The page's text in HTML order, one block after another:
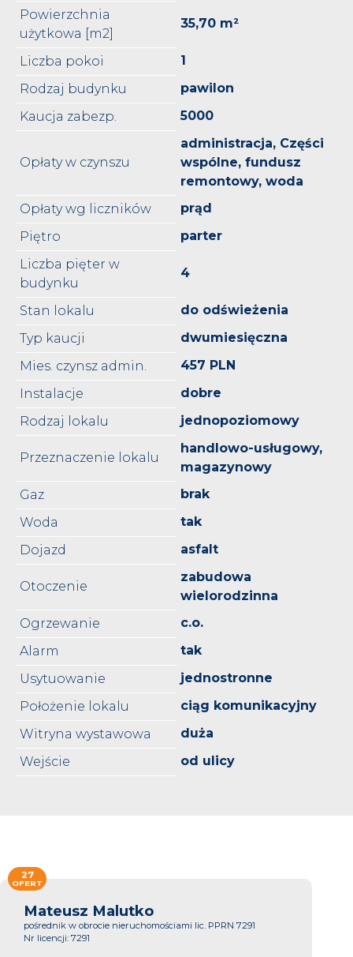
Powierzchnia
użytkowa [m2]
35,70 m²
Liczba pokoi
1
Rodzaj budynku
pawilon
Kaucja zabezp.
5000
Opłaty w czynszu
administracja, Części
wspólne, fundusz
remontowy, woda
Opłaty wg liczników
prąd
Piętro
parter
Liczba pięter w
budynku
4
Stan lokalu
do odświeżenia
Typ kaucji
dwumiesięczna
Mies. czynsz admin.
457 PLN
Instalacje
dobre
Rodzaj lokalu
jednopoziomowy
Przeznaczenie lokalu
handlowo-usługowy,
magazynowy
Gaz
brak
Woda
tak
Dojazd
asfalt
Otoczenie
zabudowa
wielorodzinna
Ogrzewanie
c.o.
Alarm
tak
Usytuowanie
jednostronne
Położenie lokalu
ciąg komunikacyjny
Witryna wystawowa
duża
Wejście
od ulicy
Mateusz Malutko
pośrednik w obrocie nieruchomościami lic. PPRN 7291
Nr licencji: 7291
27
OFERT